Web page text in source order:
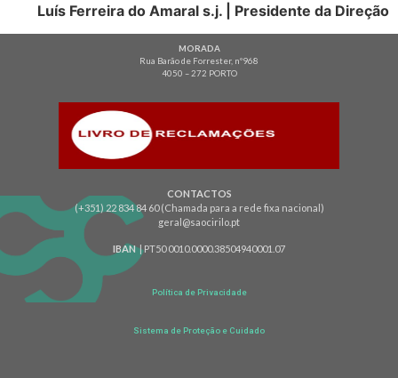
Luís Ferreira do Amaral s.j. | Presidente da Direção
MORADA
Rua Barão de Forrester, nº968
4050 – 272 PORTO
CONTACTOS
(+351) 22 834 84 60 (Chamada para a rede fixa nacional)
geral@saocirilo.pt
IBAN| PT50 0010.0000.38504940001.07
Política de Privacidade
Sistema de Proteção e Cuidado